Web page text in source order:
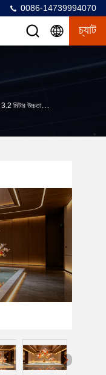
0086-14739994070
চ্যাট
LED আলোকিত সোনালী ডালিম গাছের ভাস্কর্য